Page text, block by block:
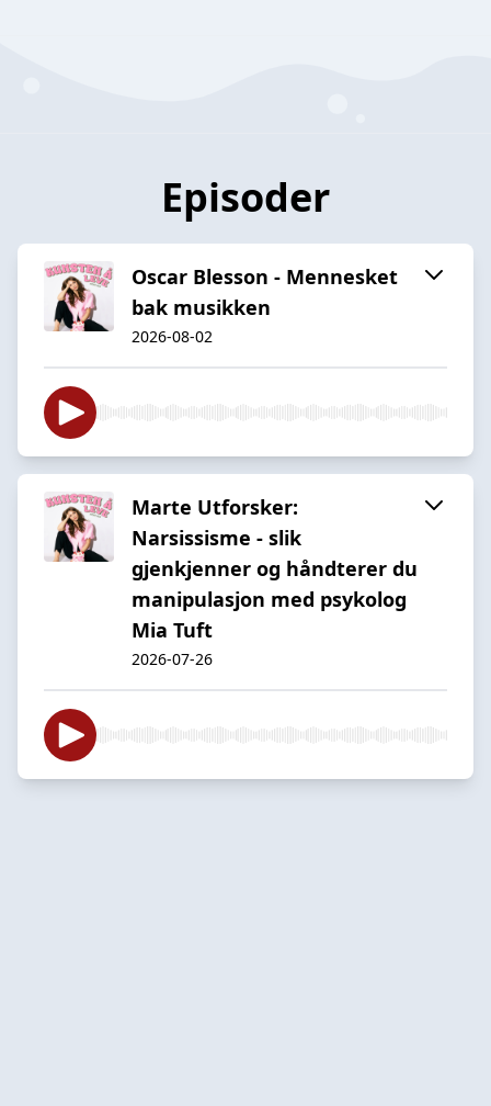
Episoder
Oscar Blesson - Mennesket
bak musikken
2026-08-02
Marte Utforsker:
Narsissisme - slik
gjenkjenner og håndterer du
manipulasjon med psykolog
Mia Tuft
2026-07-26